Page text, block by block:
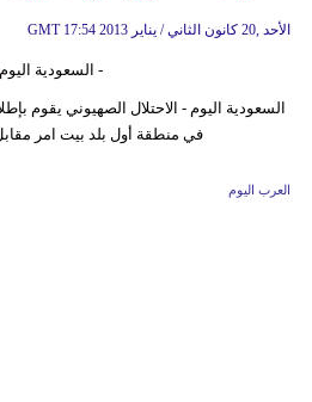
GMT 17:54 2013 الأحد ,20 كانون الثاني / يناير
العرب اليوم